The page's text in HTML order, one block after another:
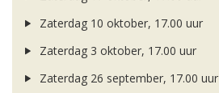
Zaterdag 10 oktober, 17.00 uur
Zaterdag 3 oktober, 17.00 uur
Zaterdag 26 september, 17.00 uur